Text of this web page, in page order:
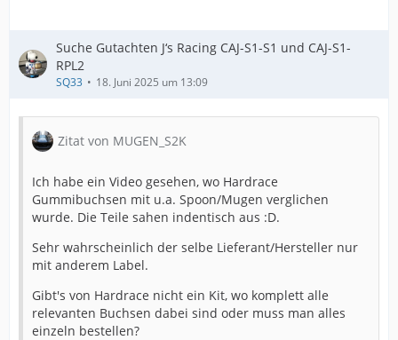
Suche Gutachten J‘s Racing CAJ-S1-S1 und CAJ-S1-
RPL2
SQ33 18. Juni 2025 um 13:09
Zitat von MUGEN_S2K
Ich habe ein Video gesehen, wo Hardrace
Gummibuchsen mit u.a. Spoon/Mugen verglichen
wurde. Die Teile sahen indentisch aus :D.
Sehr wahrscheinlich der selbe Lieferant/Hersteller nur
mit anderem Label.
Gibt's von Hardrace nicht ein Kit, wo komplett alle
relevanten Buchsen dabei sind oder muss man alles
einzeln bestellen?